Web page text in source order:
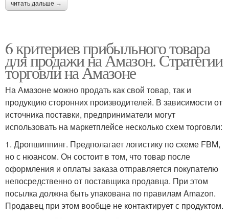
читать дальше →
6 критериев прибыльного товара
для продажи на Амазон. Стратегии
торговли на Амазоне
На Амазоне можно продать как свой товар, так и
продукцию сторонних производителей. В зависимости от
источника поставки, предприниматели могут
использовать на маркетплейсе несколько схем торговли:
1. Дропшиппинг. Предполагает логистику по схеме FBM,
но с нюансом. Он состоит в том, что товар после
оформления и оплаты заказа отправляется покупателю
непосредственно от поставщика продавца. При этом
посылка должна быть упакована по правилам Amazon.
Продавец при этом вообще не контактирует с продуктом.